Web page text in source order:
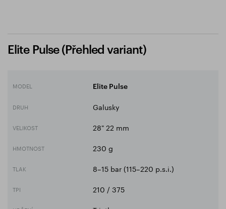
Elite Pulse (Přehled variant)
MODEL Elite Pulse
DRUH Galusky
VELIKOST 28" 22 mm
HMOTNOST 230 g
TLAK 8–15 bar (115–220 p.s.i.)
TPI 210 / 375